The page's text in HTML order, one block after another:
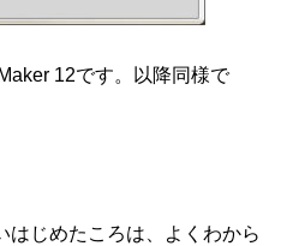
12です。以降同様で
はじめたころは、よくわから